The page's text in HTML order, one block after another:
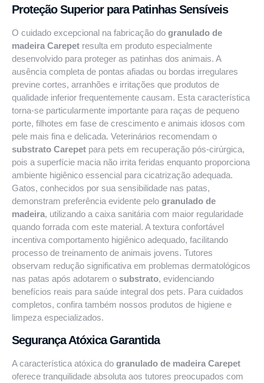
Proteção Superior para Patinhas Sensíveis
O cuidado excepcional na fabricação do granulado de
madeira Carepet resulta em produto especialmente
desenvolvido para proteger as patinhas dos animais. A
ausência completa de pontas afiadas ou bordas irregulares
previne cortes, arranhões e irritações que produtos de
qualidade inferior frequentemente causam. Esta característica
torna-se particularmente importante para raças de pequeno
porte, filhotes em fase de crescimento e animais idosos com
pele mais fina e delicada. Veterinários recomendam o
substrato Carepet para pets em recuperação pós-cirúrgica,
pois a superfície macia não irrita feridas enquanto proporciona
ambiente higiênico essencial para cicatrização adequada.
Gatos, conhecidos por sua sensibilidade nas patas,
demonstram preferência evidente pelo granulado de
madeira, utilizando a caixa sanitária com maior regularidade
quando forrada com este material. A textura confortável
incentiva comportamento higiênico adequado, facilitando
processo de treinamento de animais jovens. Tutores
observam redução significativa em problemas dermatológicos
nas patas após adotarem o substrato, evidenciando
benefícios reais para saúde integral dos pets. Para cuidados
completos, confira também nossos produtos de higiene e
limpeza especializados.
Segurança Atóxica Garantida
A característica atóxica do granulado de madeira Carepet
oferece tranquilidade absoluta aos tutores preocupados com